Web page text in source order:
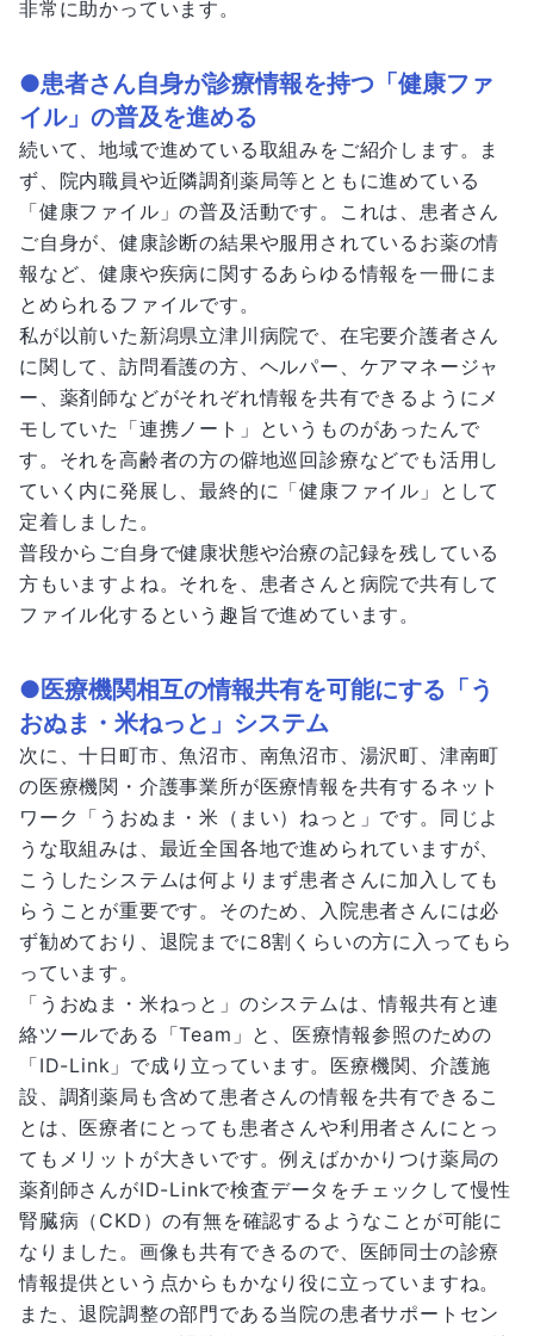
非常に助かっています。
●患者さん自身が診療情報を持つ「健康ファ
イル」の普及を進める
続いて、地域で進めている取組みをご紹介します。ま
ず、院内職員や近隣調剤薬局等とともに進めている
「健康ファイル」の普及活動です。これは、患者さん
ご自身が、健康診断の結果や服用されているお薬の情
報など、健康や疾病に関するあらゆる情報を一冊にま
とめられるファイルです。
私が以前いた新潟県立津川病院で、在宅要介護者さん
に関して、訪問看護の方、ヘルパー、ケアマネージャ
ー、薬剤師などがそれぞれ情報を共有できるようにメ
モしていた「連携ノート」というものがあったんで
す。それを高齢者の方の僻地巡回診療などでも活用し
ていく内に発展し、最終的に「健康ファイル」として
定着しました。
普段からご自身で健康状態や治療の記録を残している
方もいますよね。それを、患者さんと病院で共有して
ファイル化するという趣旨で進めています。
●医療機関相互の情報共有を可能にする「う
おぬま・米ねっと」システム
次に、十日町市、魚沼市、南魚沼市、湯沢町、津南町
の医療機関・介護事業所が医療情報を共有するネット
ワーク「うおぬま・米（まい）ねっと」です。同じよ
うな取組みは、最近全国各地で進められていますが、
こうしたシステムは何よりまず患者さんに加入しても
らうことが重要です。そのため、入院患者さんには必
ず勧めており、退院までに8割くらいの方に入ってもら
っています。
「うおぬま・米ねっと」のシステムは、情報共有と連
絡ツールである「Team」と、医療情報参照のための
「ID-Link」で成り立っています。医療機関、介護施
設、調剤薬局も含めて患者さんの情報を共有できるこ
とは、医療者にとっても患者さんや利用者さんにとっ
てもメリットが大きいです。例えばかかりつけ薬局の
薬剤師さんがID-Linkで検査データをチェックして慢性
腎臓病（CKD）の有無を確認するようなことが可能に
なりました。画像も共有できるので、医師同士の診療
情報提供という点からもかなり役に立っていますね。
また、退院調整の部門である当院の患者サポートセン